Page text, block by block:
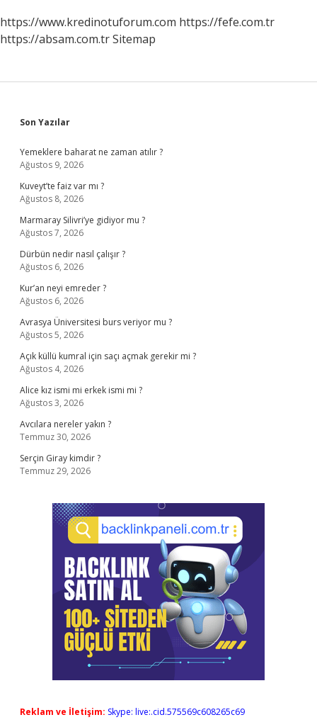
https://www.kredinotuforum.com https://fefe.com.tr
https://absam.com.trSitemap
Sidebar
Son Yazılar
Yemeklere baharat ne zaman atılır ?
Ağustos 9, 2026
Kuveyt’te faiz var mı ?
Ağustos 8, 2026
Marmaray Silivri’ye gidiyor mu ?
Ağustos 7, 2026
Dürbün nedir nasıl çalışır ?
Ağustos 6, 2026
Kur’an neyi emreder ?
Ağustos 6, 2026
Avrasya Üniversitesi burs veriyor mu ?
Ağustos 5, 2026
Açık küllü kumral için saçı açmak gerekir mi ?
Ağustos 4, 2026
Alice kız ismi mi erkek ismi mi ?
Ağustos 3, 2026
Avcılara nereler yakın ?
Temmuz 30, 2026
Serçin Giray kimdir ?
Temmuz 29, 2026
Reklam ve İletişim: Skype: live:.cid.575569c608265c69